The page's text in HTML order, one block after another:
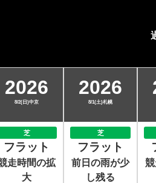
2026
8/2(日)中京
芝
フラット
走時間の拡
大
2026
8/1(土)札幌
芝
フラット
前日の雨が少
し残る